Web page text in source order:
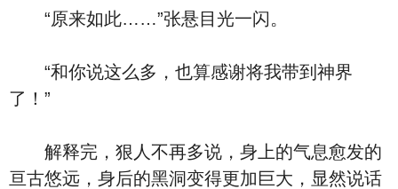
“原来如此……”张悬目光一闪。
“和你说这么多，也算感谢将我带到神界
了！”
解释完，狠人不再多说，身上的气息愈发的
亘古悠远，身后的黑洞变得更加巨大，显然说话